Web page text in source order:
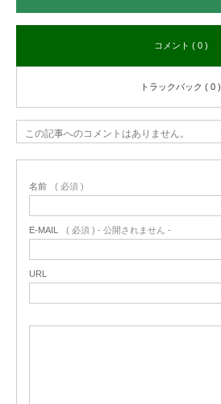
コメント ( 0 )
トラックバック ( 0 )
この記事へのコメントはありません。
名前 ( 必須 )
E-MAIL ( 必須 ) - 公開されません -
URL